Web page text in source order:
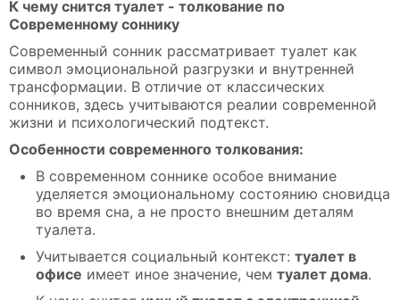
К чему снится туалет - толкование по
Современному соннику
Современный сонник рассматривает туалет как
символ эмоциональной разгрузки и внутренней
трансформации. В отличие от классических
сонников, здесь учитываются реалии современной
жизни и психологический подтекст.
Особенности современного толкования:
В современном соннике особое внимание
уделяется эмоциональному состоянию сновидца
во время сна, а не просто внешним деталям
туалета.
Учитывается социальный контекст: туалет в
офисе имеет иное значение, чем туалет дома.